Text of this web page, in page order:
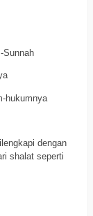
Sunnah
hukumnya
dengan
shalat seperti